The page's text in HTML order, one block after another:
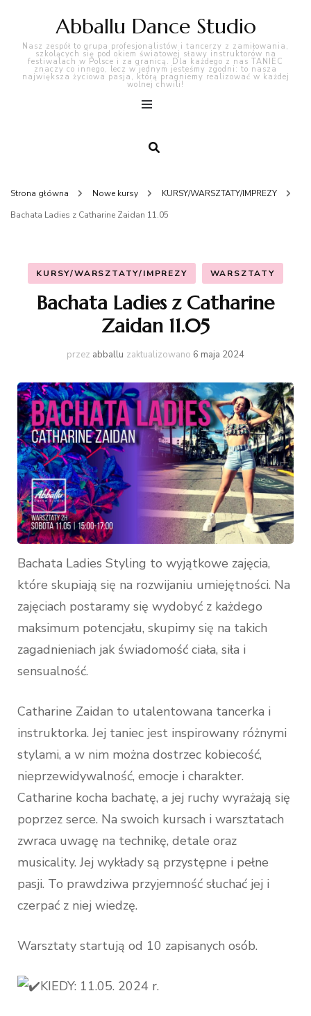
Abballu Dance Studio
Nasz zespół to grupa profesjonalistów i tancerzy z zamiłowania,
szkolących się pod okiem światowej sławy instruktorów na
festiwalach w Polsce i za granicą. Dla każdego z nas TANIEC
znaczy co innego, lecz w jednym jesteśmy zgodni: to nasza
największa życiowa pasja, którą pragniemy realizować w każdej
wolnej chwili!
Strona główna Nowe kursy
KURSY/WARSZTATY/IMPREZY
Bachata Ladies z Catharine Zaidan 11.05
KURSY/WARSZTATY/IMPREZY WARSZTATY
Bachata Ladies z Catharine
Zaidan 11.05
przez abballu zaktualizowano 6 maja 2024
Bachata Ladies Styling to wyjątkowe zajęcia,
które skupiają się na rozwijaniu umiejętności. Na
zajęciach postaramy się wydobyć z każdego
maksimum potencjału, skupimy się na takich
zagadnieniach jak świadomość ciała, siła i
sensualność.
Catharine Zaidan to utalentowana tancerka i
instruktorka. Jej taniec jest inspirowany różnymi
stylami, a w nim można dostrzec kobiecość,
nieprzewidywalność, emocje i charakter.
Catharine kocha bachatę, a jej ruchy wyrażają się
poprzez serce. Na swoich kursach i warsztatach
zwraca uwagę na technikę, detale oraz
musicality. Jej wykłady są przystępne i pełne
pasji. To prawdziwa przyjemność słuchać jej i
czerpać z niej wiedzę.
Warsztaty startują od 10 zapisanych osób.
KIEDY: 11.05. 2024 r.